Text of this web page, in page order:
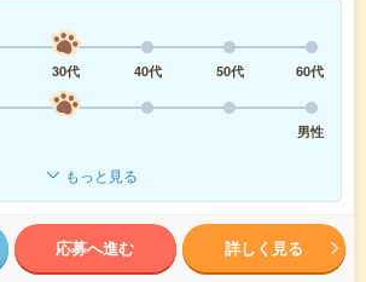
30代 40代 50代
60代
男性
もっと見る
応募へ進む 詳しく見る